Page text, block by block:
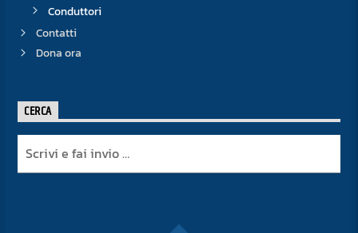
Conduttori
Contatti
Dona ora
CERCA